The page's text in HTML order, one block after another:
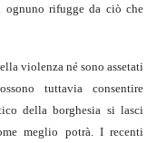
ognuno rifugge da ciò che
violenza né sono assetati
tuttavia consentire
della borghesia si lasci
meglio potrà. I recenti